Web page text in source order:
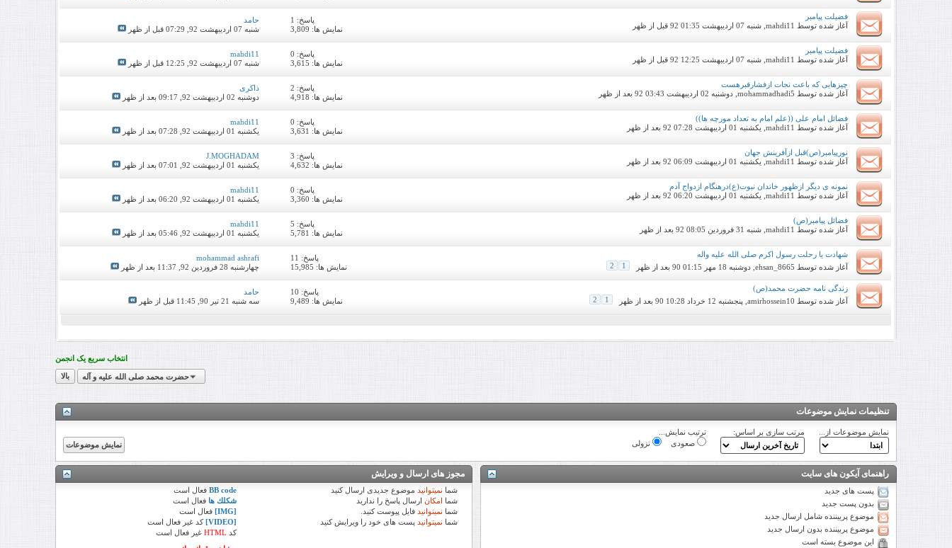
فضیلت پیامبر
آغاز شده توسط mahdi11 , شنبه 07 اردیبهشت 92 01:35 قبل از ظهر
پاسخ: 1
نمایش ها: 3,809
حامد
شنبه 07 اردیبهشت 92,
07:29 قبل از ظهر
فضیلت پیامبر
آغاز شده توسط mahdi11 , شنبه 07 اردیبهشت 92 12:25 قبل از ظهر
پاسخ: 0
نمایش ها: 3,615
mahdi11
شنبه 07 اردیبهشت 92,
12:25 قبل از ظهر
چیزهایی که باعث نجات ازفشارقبرهست
آغاز شده توسط mohammadhadi5 , دوشنبه 02 اردیبهشت 92 03:43 بعد از ظهر
پاسخ: 2
نمایش ها: 4,918
ذاکری
دوشنبه 02 اردیبهشت 92,
09:17 بعد از ظهر
فضائل امام علی ((علم امام به تعداد مورچه ها))
آغاز شده توسط mahdi11 , یکشنبه 01 اردیبهشت 92 07:28 بعد از ظهر
پاسخ: 0
نمایش ها: 3,631
mahdi11
یکشنبه 01 اردیبهشت 92,
07:28 بعد از ظهر
نورپیامبر(ص)قبل ازآفرینش جهان
آغاز شده توسط mahdi11 , یکشنبه 01 اردیبهشت 92 06:09 بعد از ظهر
پاسخ: 3
نمایش ها: 4,632
J.MOGHADAM
یکشنبه 01 اردیبهشت 92,
07:01 بعد از ظهر
نمونه ی دیگر ازظهور خاندان نبوت(ع)درهنگام ازدواج آدم
آغاز شده توسط mahdi11 , یکشنبه 01 اردیبهشت 92 06:20 بعد از ظهر
پاسخ: 0
نمایش ها: 3,360
mahdi11
یکشنبه 01 اردیبهشت 92,
06:20 بعد از ظهر
فضائل پیامبر(ص)
آغاز شده توسط mahdi11 , شنبه 31 فروردین 92 08:05 بعد از ظهر
پاسخ: 5
نمایش ها: 5,781
mahdi11
یکشنبه 01 اردیبهشت 92,
05:46 بعد از ظهر
شهادت یا رحلت رسول اکرم صلی الله علیه واله
آغاز شده توسط ehsan_8665 , دوشنبه 18 مهر 90 01:15 بعد از ظهر 1
2
پاسخ: 11
نمایش ها: 15,985
mohammad ashrafi
چهارشنبه 28 فروردین 92,
11:37 بعد از ظهر
زندگی نامه حضرت محمد(ص)
آغاز شده توسط amirhossein10 , پنجشنبه 12 خرداد 90 10:28 بعد از ظهر 1
2
پاسخ: 10
نمایش ها: 9,489
حامد
سه شنبه 21 تیر 90,
11:45 قبل از ظهر
انتخاب سریع یک انجمن
حضرت محمد صلی الله علیه و آله بالا
تنظیمات نمایش موضوعات
نمایش موضوعات از... مرتب سازی بر اساس:
ترتیب نمایش...
صعودی
نزولی
راهنمای آیکون های سایت
پست های جدید
بدون پست جدید
موضوع پربیننده شامل ارسال جدید
موضوع پربیننده بدون ارسال جدید
این موضوع بسته است
مجوز های ارسال و ویرایش
شما نمیتوانید موضوع جدیدی ارسال کنید
شما امکان ارسال پاسخ را ندارید
شما نمیتوانید فایل پیوست کنید.
شما نمیتوانید پست های خود را ویرایش کنید
BB code فعال است
شكلك ها فعال است
[IMG]
فعال است
[VIDEO]
کد غیر فعال است
کد HTML غیر فعال است